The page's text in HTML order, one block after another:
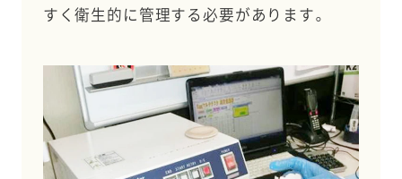
すく衛生的に管理する必要があります。